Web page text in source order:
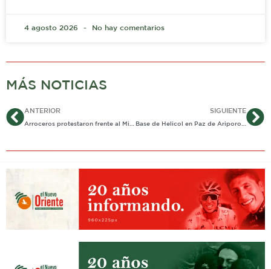
4 agosto 2026 No hay comentarios
MÁS NOTICIAS
AntANTERIOR
Arroceros protestaron frente al MinAgricultura
SIGUIENTE
Base de Helicol en Paz de Ariporo no cumplía con los requisitos de Ecopetrol